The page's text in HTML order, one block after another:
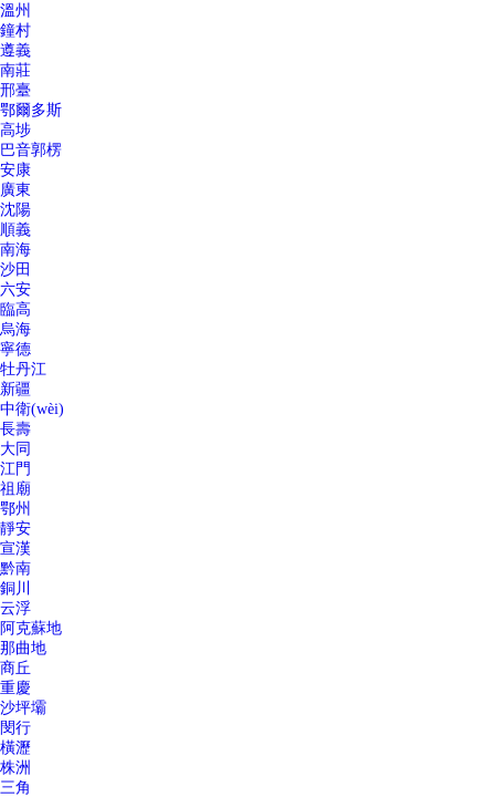
溫州
鐘村
遵義
南莊
邢臺
鄂爾多斯
高埗
巴音郭楞
安康
廣東
沈陽
順義
南海
沙田
六安
臨高
烏海
寧德
牡丹江
新疆
中衛(wèi)
長壽
大同
江門
祖廟
鄂州
靜安
宣漢
黔南
銅川
云浮
阿克蘇地
那曲地
商丘
重慶
沙坪壩
閔行
橫瀝
株洲
三角